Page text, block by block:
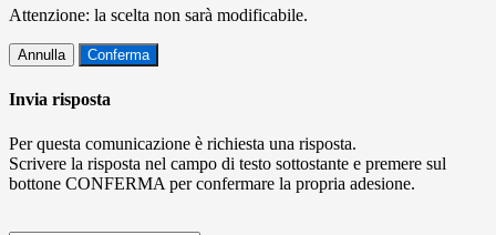
Attenzione: la scelta non sarà modificabile.
Annulla Conferma
Invia risposta
Per questa comunicazione è richiesta una risposta.
Scrivere la risposta nel campo di testo sottostante e premere sul
bottone CONFERMA per confermare la propria adesione.